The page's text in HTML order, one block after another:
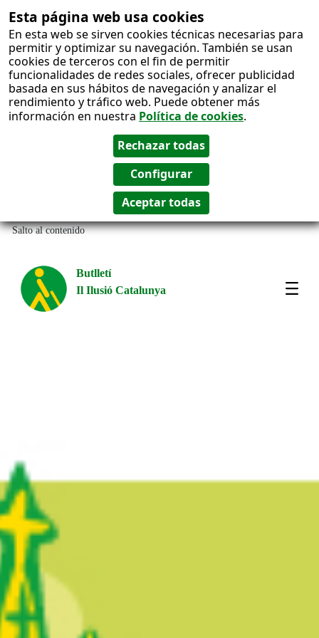
Esta página web usa cookies
En esta web se sirven cookies técnicas necesarias para
permitir y optimizar su navegación. También se usan
cookies de terceros con el fin de permitir
funcionalidades de redes sociales, ofrecer publicidad
basada en sus hábitos de navegación y analizar el
rendimiento y tráfico web. Puede obtener más
información en nuestra Política de cookies.
Salto al contenido
Butlletí
Il Ilusió Catalunya